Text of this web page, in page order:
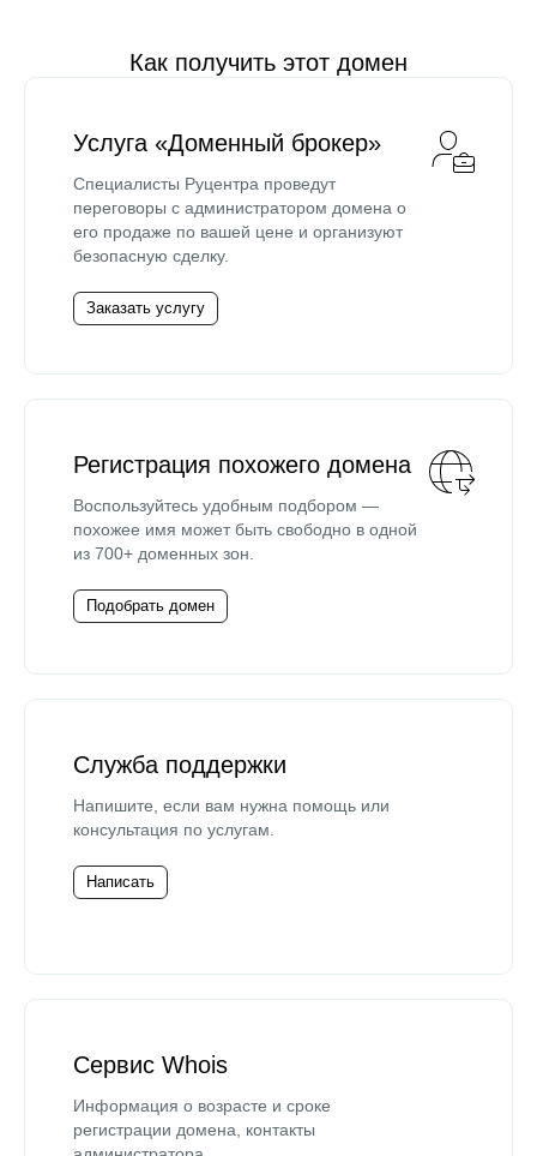
Как получить этот домен
Услуга «Доменный брокер»
Специалисты Руцентра проведут
переговоры с администратором домена о
его продаже по вашей цене и организуют
безопасную сделку.
Заказать услугу
Регистрация похожего домена
Воспользуйтесь удобным подбором —
похожее имя может быть свободно в одной
из 700+ доменных зон.
Подобрать домен
Служба поддержки
Напишите, если вам нужна помощь или
консультация по услугам.
Написать
Сервис Whois
Информация о возрасте и сроке
регистрации домена, контакты